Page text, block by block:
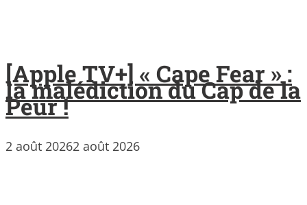
[Apple TV+] « Cape Fear » :
la malédiction du Cap de la
Peur !
2 août 20262 août 2026